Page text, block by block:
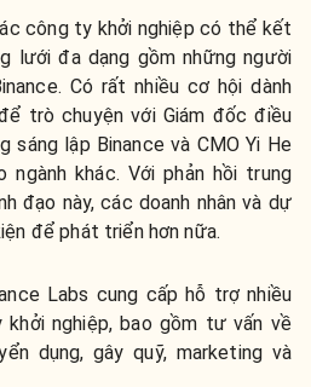
công ty khởi nghiệp có thể kết
lưới đa dạng gồm những người
Có rất nhiều cơ hội dành
trò chuyện với Giám đốc điều
sáng lập Binance và CMO Yi He
ngành khác. Với phản hồi trung
đạo này, các doanh nhân và dự
để phát triển hơn nữa.
Labs cung cấp hỗ trợ nhiều
nghiệp, bao gồm tư vấn về
dụng, gây quỹ, marketing và